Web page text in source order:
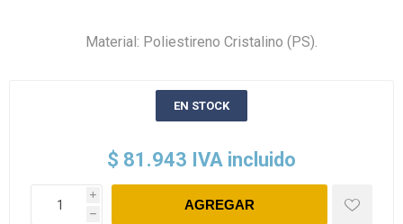
Material: Poliestireno Cristalino (PS).
EN STOCK
$ 81.943 IVA incluido
i
h